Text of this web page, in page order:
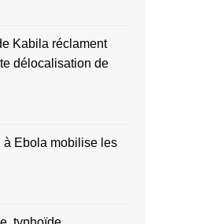
Kabila réclament
délocalisation de
à Ebola mobilise les